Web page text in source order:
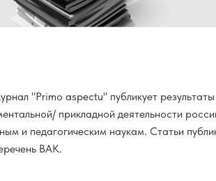
"Primo aspectu" публикует
прикладной деятельности
и педагогическим наукам. Статьи
ВАК.